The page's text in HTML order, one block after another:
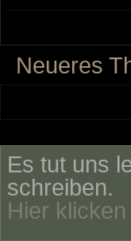
Neueres
Es tut uns
schreiben.
Hier